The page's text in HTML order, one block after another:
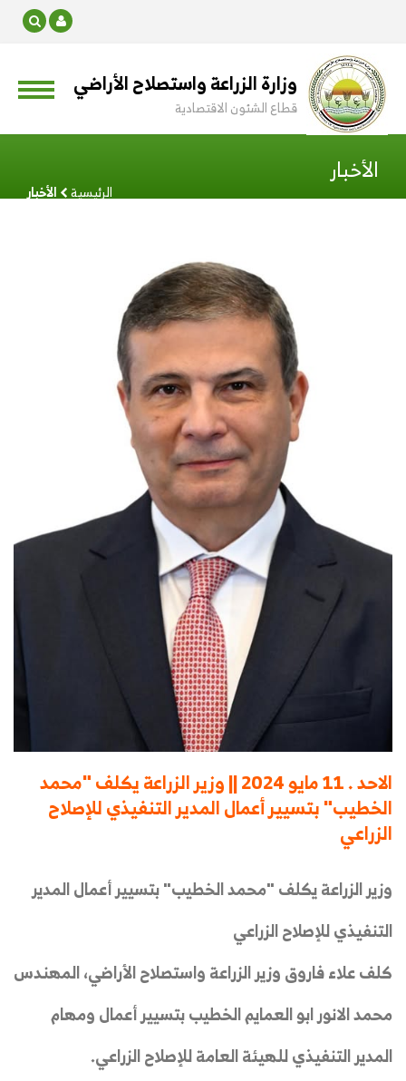
وزارة الزراعة واستصلاح الأراضي
قطاع الشئون الاقتصادية
الأخبار
الرئيسية الأخبار
الاحد . 11 مايو 2024 || وزير الزراعة يكلف "محمد
الخطيب" بتسيير أعمال المدير التنفيذي للإصلاح
الزراعي
وزير الزراعة يكلف "محمد الخطيب" بتسيير أعمال المدير
التنفيذي للإصلاح الزراعي
كلف علاء فاروق وزير الزراعة واستصلاح الأراضي، المهندس
محمد الانور ابو العمايم الخطيب بتسيير أعمال ومهام
المدير التنفيذي للهيئة العامة للإصلاح الزراعي.